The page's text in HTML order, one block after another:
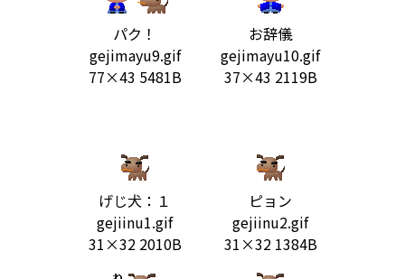
パク！
gejimayu9.gif
77×43 5481B
お辞儀
gejimayu10.gif
37×43 2119B
げじ犬：１
gejiinu1.gif
31×32 2010B
ピョン
gejiinu2.gif
31×32 1384B